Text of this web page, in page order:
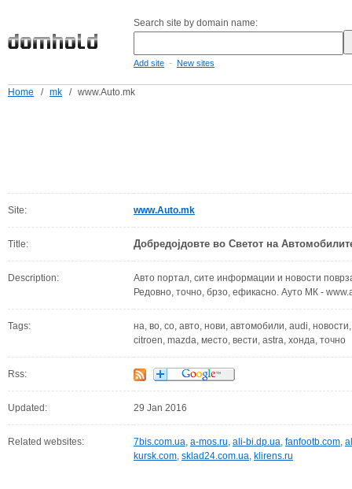
Search site by domain name:
Add site - New sites
Home / mk / www.Auto.mk
Site: www.Auto.mk
Title: Добредојдовте во Светот на
Description:
Авто портал, сите информации и новости
Редовно, точно, брзо, ефикасно. Ауто МК -
Tags:
на, во, со, авто, нови, автомобили, audi,
citroen, mazda, место, вести, astra, хонда, точно
Rss:
Updated: 29 Jan 2016
Related websites: 7bis.com.ua, a-mos.ru, ali-bi.dp.ua, fanfootb.com,
kursk.com, sklad24.com.ua, klirens.ru